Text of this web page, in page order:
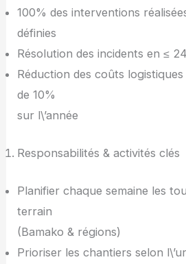
100% des interventions
définies
Résolution des incidents en ≤
Réduction des coûts
de 10%
sur l\’année
Responsabilités & activités clés
Planifier chaque semaine les
terrain
(Bamako & régions)
Prioriser les chantiers selon